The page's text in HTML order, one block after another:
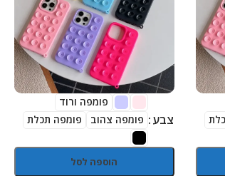
צבע
פומפה ורוד
פומפה צהוב
פומפה תכלת
הוספה לסל